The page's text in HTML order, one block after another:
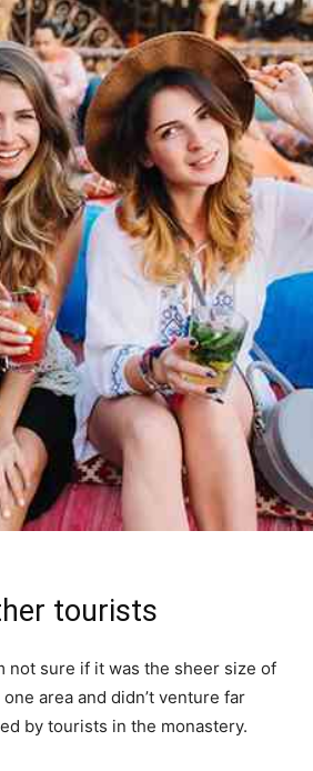
tourists
not sure if it was the sheer size of
area and didn’t venture far
by tourists in the monastery.